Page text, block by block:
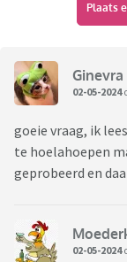
Plaats
Ginevra
02-05-2024
goeie vraag, ik
te hoelahoepen
geprobeerd en
02-05-2024